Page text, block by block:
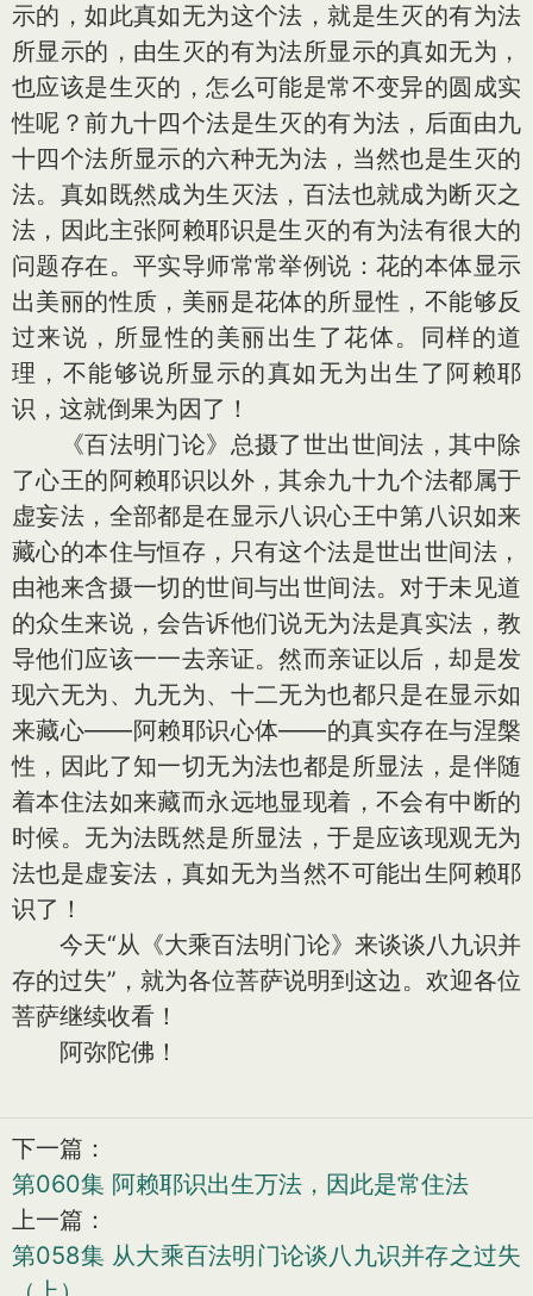
示的，如此真如无为这个法，就是生灭的有为法
所显示的，由生灭的有为法所显示的真如无为，
也应该是生灭的，怎么可能是常不变异的圆成实
性呢？前九十四个法是生灭的有为法，后面由九
十四个法所显示的六种无为法，当然也是生灭的
法。真如既然成为生灭法，百法也就成为断灭之
法，因此主张阿赖耶识是生灭的有为法有很大的
问题存在。平实导师常常举例说：花的本体显示
出美丽的性质，美丽是花体的所显性，不能够反
过来说，所显性的美丽出生了花体。同样的道
理，不能够说所显示的真如无为出生了阿赖耶
识，这就倒果为因了！
《百法明门论》总摄了世出世间法，其中除
了心王的阿赖耶识以外，其余九十九个法都属于
虚妄法，全部都是在显示八识心王中第八识如来
藏心的本住与恒存，只有这个法是世出世间法，
由祂来含摄一切的世间与出世间法。对于未见道
的众生来说，会告诉他们说无为法是真实法，教
导他们应该一一去亲证。然而亲证以后，却是发
现六无为、九无为、十二无为也都只是在显示如
来藏心——阿赖耶识心体——的真实存在与涅槃
性，因此了知一切无为法也都是所显法，是伴随
着本住法如来藏而永远地显现着，不会有中断的
时候。无为法既然是所显法，于是应该现观无为
法也是虚妄法，真如无为当然不可能出生阿赖耶
识了！
今天“从《大乘百法明门论》来谈谈八九识并
存的过失”，就为各位菩萨说明到这边。欢迎各位
菩萨继续收看！
阿弥陀佛！
下一篇：
第060集 阿赖耶识出生万法，因此是常住法
上一篇：
第058集 从大乘百法明门论谈八九识并存之过失